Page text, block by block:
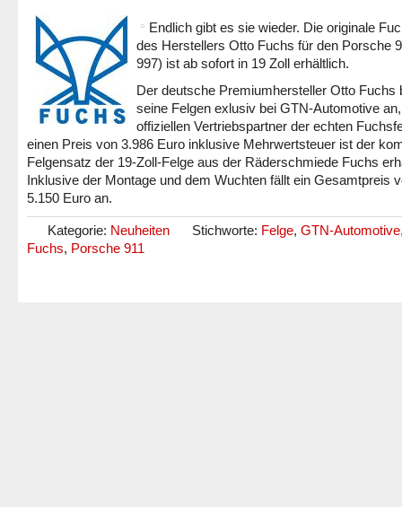
Endlich gibt es sie wieder. Die originale
des Herstellers Otto Fuchs für den Porsche
997) ist ab sofort in 19 Zoll erhältlich.
Der deutsche Premiumhersteller Otto Fuchs
seine Felgen exlusiv bei GTN-Automotive
offiziellen Vertriebspartner der echten
einen Preis von 3.986 Euro inklusive Mehrwertsteuer ist der
Felgensatz der 19-Zoll-Felge aus der Räderschmiede Fuchs
Inklusive der Montage und dem Wuchten fällt ein Gesamtpreis
5.150 Euro an.
Kategorie: Neuheiten Stichworte: Felge, GTN-Automotive
Fuchs, Porsche 911